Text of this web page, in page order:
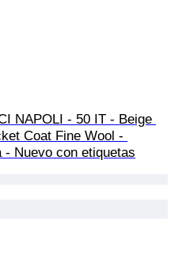
NAPOLI - 50 IT - Beige
Coat Fine Wool -
- Nuevo con etiquetas